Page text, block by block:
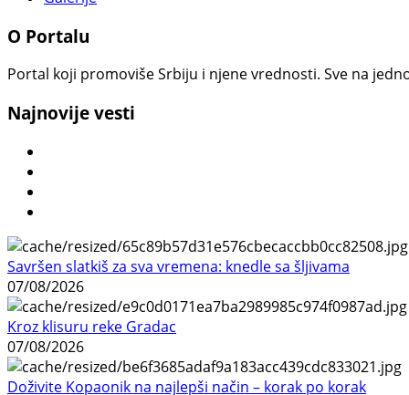
O Portalu
Portal koji promoviše Srbiju i njene vrednosti. Sve na
Najnovije vesti
Savršen slatkiš za sva vremena: knedle sa šljivama
07/08/2026
Kroz klisuru reke Gradac
07/08/2026
Doživite Kopaonik na najlepši način – korak po korak